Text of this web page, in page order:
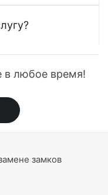
в любое время!
замков